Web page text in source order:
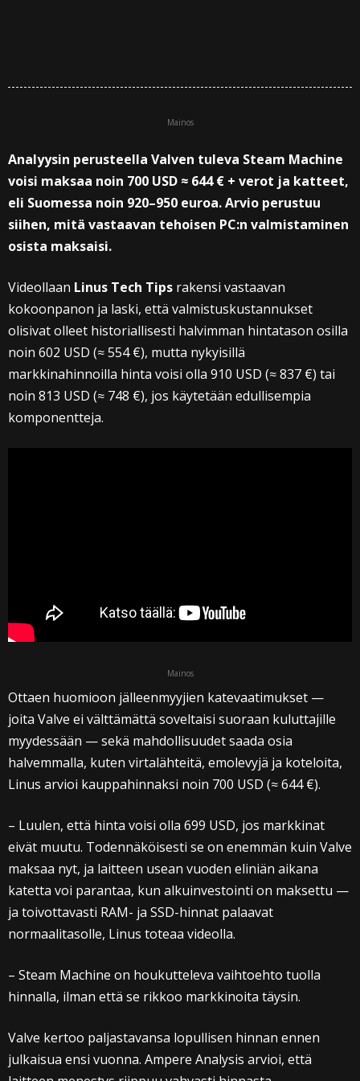
Mainos
Analyysin perusteella Valven tuleva Steam Machine
voisi maksaa noin 700 USD ≈ 644 € + verot ja katteet,
eli Suomessa noin 920–950 euroa. Arvio perustuu
siihen, mitä vastaavan tehoisen PC:n valmistaminen
osista maksaisi.
Videollaan Linus Tech Tips rakensi vastaavan
kokoonpanon ja laski, että valmistuskustannukset
olisivat olleet historiallisesti halvimman hintatason osilla
noin 602 USD (≈ 554 €), mutta nykyisillä
markkinahinnoilla hinta voisi olla 910 USD (≈ 837 €) tai
noin 813 USD (≈ 748 €), jos käytetään edullisempia
komponentteja.
Mainos
Ottaen huomioon jälleenmyyjien katevaatimukset —
joita Valve ei välttämättä soveltaisi suoraan kuluttajille
myydessään — sekä mahdollisuudet saada osia
halvemmalla, kuten virtalähteitä, emolevyjä ja koteloita,
Linus arvioi kauppahinnaksi noin 700 USD (≈ 644 €).
– Luulen, että hinta voisi olla 699 USD, jos markkinat
eivät muutu. Todennäköisesti se on enemmän kuin Valve
maksaa nyt, ja laitteen usean vuoden eliniän aikana
katetta voi parantaa, kun alkuinvestointi on maksettu —
ja toivottavasti RAM- ja SSD-hinnat palaavat
normaalitasolle, Linus toteaa videolla.
– Steam Machine on houkutteleva vaihtoehto tuolla
hinnalla, ilman että se rikkoo markkinoita täysin.
Valve kertoo paljastavansa lopullisen hinnan ennen
julkaisua ensi vuonna. Ampere Analysis arvioi, että